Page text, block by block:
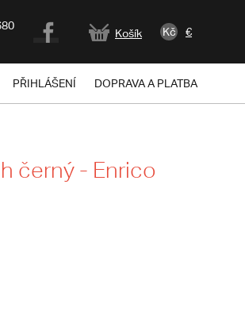
Košík Kč €
PŘIHLÁŠENÍ DOPRAVA A PLATBA
černý - Enrico